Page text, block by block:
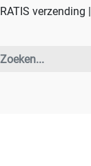
verzending |